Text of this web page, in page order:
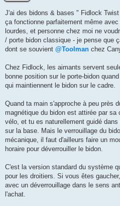
J'ai des bidons & bases " Fidlock
ça fonctionne parfaitement même
lourdes, et personne chez moi ne
/ porte bidon classique - je pense que
dont se souvient @Toolman chez
Chez Fidlock, les aimants servent
bonne position sur le porte-bidon
qui maintiennent le bidon sur le cadre.
Quand ta main s'approche à peu près
magnétique du bidon est attirée par
vélo, et tu es naturellement guidé
sur la base. Mais le verrouillage du
mécanique, il faut d'ailleurs faire un
horaire pour déverrouiller le bidon.
C'est la version standard du système
pour les droitiers. Si vous êtes
avec un déverrouillage dans le sens
l'achat.